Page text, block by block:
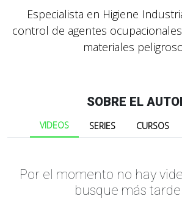
Especialista en Higiene
control de agentes
materiales
SOBRE EL
VIDEOS SERIES CURSOS
Por el momento no hay
busque más tarde .